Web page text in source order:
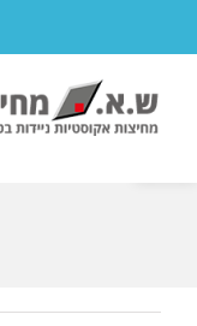
פתח סרגל נגישות